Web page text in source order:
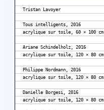
Tristan Lavoyer
Tous intelligents, 2016
acrylique sur toile, 60 × 100 cm
Ariane Schindelholz, 2016
acrylique sur toile, 120 × 80 cm
Philippe Nordmann, 2016
acrylique sur toile, 120 × 80 cm
Danielle Borgesi, 2016
acrylique sur toile, 120 × 80 cm